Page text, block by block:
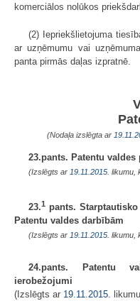
komerciālos nolūkos
(2) Iepriekšlietojuma
ar uzņēmumu vai
panta pirmās daļas izpratnē.
(Nodaļa izslēgta ar
23.pants. Patentu valdes
(Izslēgts ar 19.11.2015 .
23.1 pants.
Patentu valdes darbībām
(Izslēgts ar 19.11.2015 .
24.pants. Patentu
ierobežojumi
(Izslēgts ar 19.11.2015.